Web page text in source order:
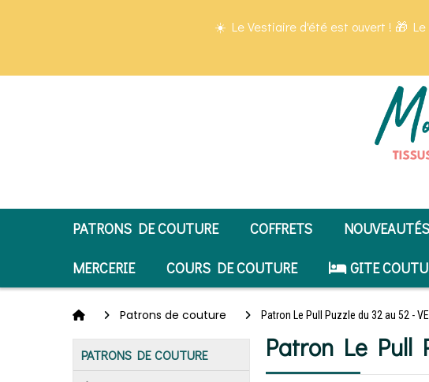
☀️ Le Vestiaire d'été est ouvert ! 🎁 Le
PATRONS DE COUTURE COFFRETS NOUVEAUTÉS
MERCERIE COURS DE COUTURE GITE
PATRONS DE COUTURE
Patrons de couture Patron Le Pull Puzzle du 32 au 52 -
Patron Le Pull